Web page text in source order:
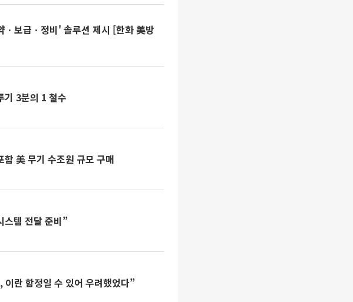
보급ㆍ정비' 솔루션 제시 [한화 美방
3분의 1 철수
美 무기 수조원 규모 구매
템 전달 준비”
란 함정일 수 있어 우려했었다”